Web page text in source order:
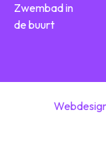
Zwembad in
de buurt